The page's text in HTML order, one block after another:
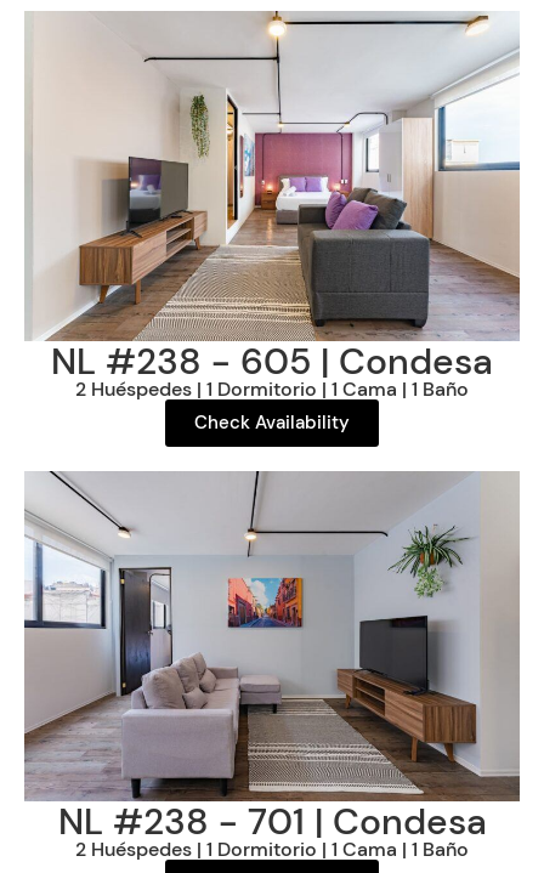
NL #238 - 605 | Condesa
2 Huéspedes | 1 Dormitorio | 1 Cama | 1 Baño
Check Availability
NL #238 - 701 | Condesa
2 Huéspedes | 1 Dormitorio | 1 Cama | 1 Baño